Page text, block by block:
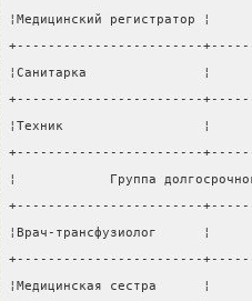
¦Медицинский
+------------------------
¦Санитарка               ¦
+------------------------
¦Техник                  ¦
+------------------------
¦            Группа
+------------------------
¦Врач-трансфузиолог
+------------------------
¦Медицинская сестра